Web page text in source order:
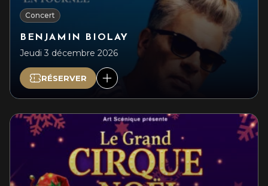
Concert
BENJAMIN BIOLAY
Jeudi 3 décembre 2026
RÉSERVER